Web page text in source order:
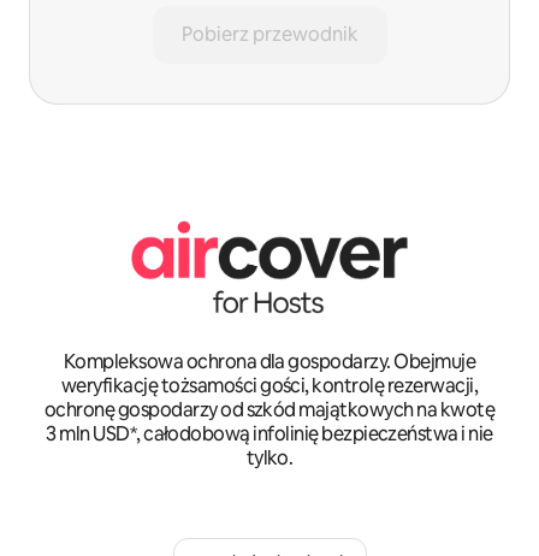
Pobierz przewodnik
Kompleksowa ochrona dla gospodarzy. Obejmuje
weryfikację tożsamości gości, kontrolę rezerwacji,
ochronę gospodarzy od szkód majątkowych na kwotę
3 mln USD*, całodobową infolinię bezpieczeństwa i nie
tylko.